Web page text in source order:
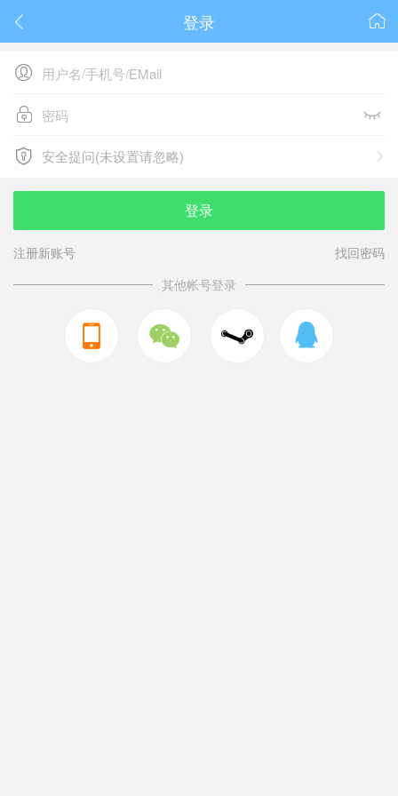
 
登录

 
 
安全提问(未设置请忽略)
安全提问(未设置请忽略)
登录
注册新账号
找回密码
其他帐号登录
  